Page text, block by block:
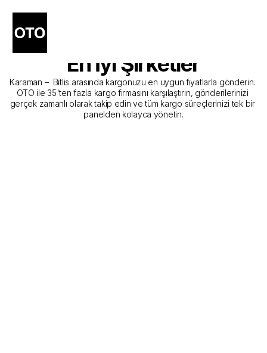
Karaman - Bitlis Kargo
Gönderim Hizmeti Sunan
En İyi Şirketler
Karaman –  Bitlis arasında kargonuzu en uygun fiyatlarla gönderin.
OTO ile 35'ten fazla kargo firmasını karşılaştırın, gönderilerinizi
gerçek zamanlı olarak takip edin ve tüm kargo süreçlerinizi tek bir
panelden kolayca yönetin.